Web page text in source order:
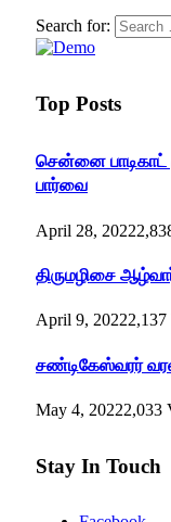
Search for:
Top Posts
சென்னை பாடிகாட்
பார்வை
April 28, 2022
திருமழிசை
April 9, 20222,137
சண்டிகேஸ்வரர்
May 4, 20222,033
Stay In Touch